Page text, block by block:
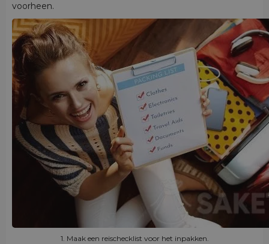
voorheen.
1. Maak een reischecklist voor het inpakken.